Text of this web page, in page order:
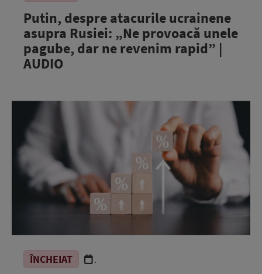
Putin, despre atacurile ucrainene
asupra Rusiei: „Ne provoacă unele
pagube, dar ne revenim rapid” |
AUDIO
ÎNCHEIAT .